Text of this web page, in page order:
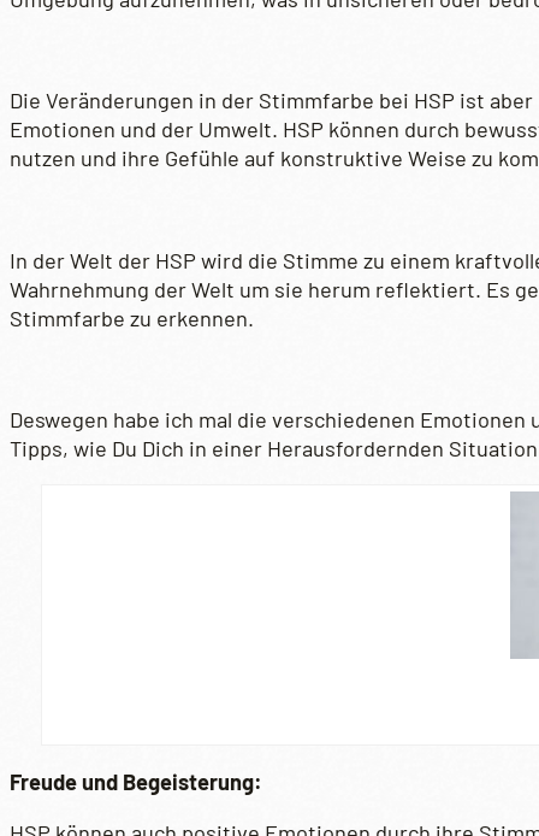
Die Veränderungen in der Stimmfarbe bei HSP ist
Emotionen und der Umwelt. HSP können durch
nutzen und ihre Gefühle auf konstruktive Weise zu
In der Welt der HSP wird die Stimme zu einem
Wahrnehmung der Welt um sie herum reflektiert. Es
Stimmfarbe zu erkennen.
Deswegen habe ich mal die verschiedenen
Tipps, wie Du Dich in einer Herausfordernden
Freude und Begeisterung: